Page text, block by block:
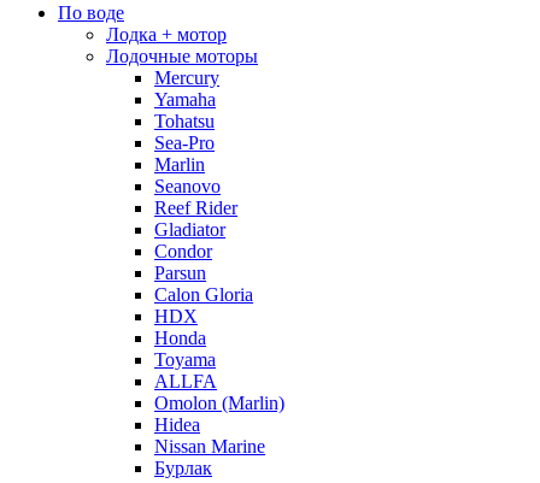
По воде
Лодка + мотор
Лодочные моторы
Mercury
Yamaha
Tohatsu
Sea-Pro
Marlin
Seanovo
Reef Rider
Gladiator
Condor
Parsun
Calon Gloria
HDX
Honda
Toyama
ALLFA
Omolon (Marlin)
Hidea
Nissan Marine
Бурлак